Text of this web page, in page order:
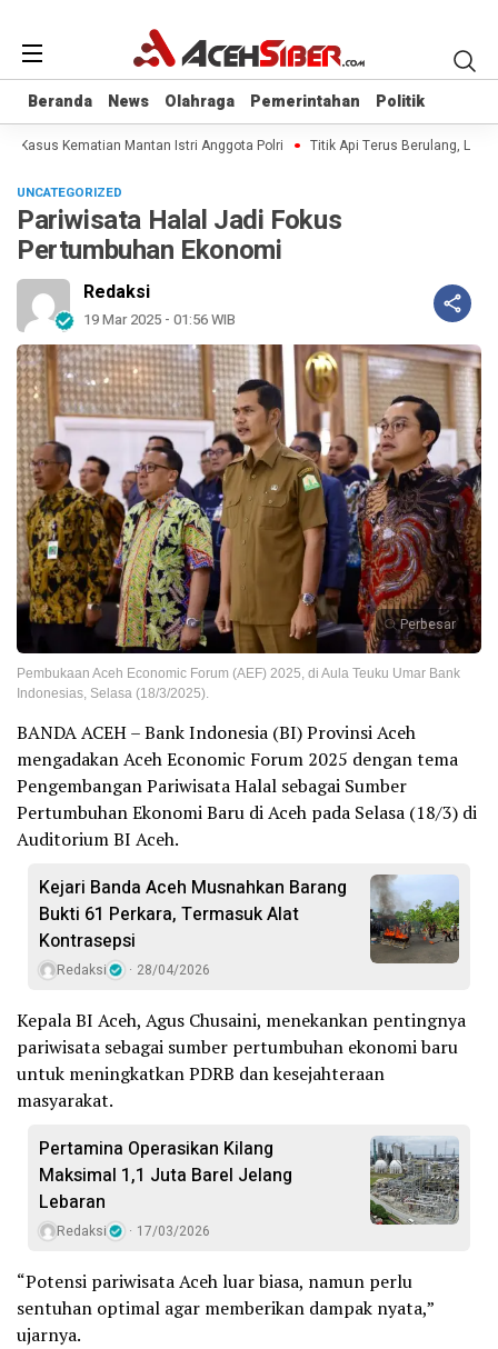
Beranda News Olahraga Pemerintahan Politik
Beranda News Olahraga Pemerintahan Politik
Kasus Kematian Mantan Istri Anggota Polri Titik Api Terus Berulang,
UNCATEGORIZED
Pariwisata Halal Jadi Fokus
Pertumbuhan Ekonomi
Redaksi
19 Mar 2025 - 01:56 WIB
Perbesar
Pembukaan Aceh Economic Forum (AEF) 2025, di Aula Teuku Umar Bank
Indonesias, Selasa (18/3/2025).
BANDA ACEH – Bank Indonesia (BI) Provinsi Aceh
mengadakan Aceh Economic Forum 2025 dengan tema
Pengembangan Pariwisata Halal sebagai Sumber
Pertumbuhan Ekonomi Baru di Aceh pada Selasa (18/3) di
Auditorium BI Aceh.
Kejari Banda Aceh Musnahkan Barang
Bukti 61 Perkara, Termasuk Alat
Kontrasepsi
Redaksi 28/04/2026
Kepala BI Aceh, Agus Chusaini, menekankan pentingnya
pariwisata sebagai sumber pertumbuhan ekonomi baru
untuk meningkatkan PDRB dan kesejahteraan
masyarakat.
Pertamina Operasikan Kilang
Maksimal 1,1 Juta Barel Jelang
Lebaran
Redaksi 17/03/2026
“Potensi pariwisata Aceh luar biasa, namun perlu
sentuhan optimal agar memberikan dampak nyata,”
ujarnya.